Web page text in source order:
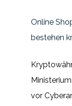
Online
bestehen
vor